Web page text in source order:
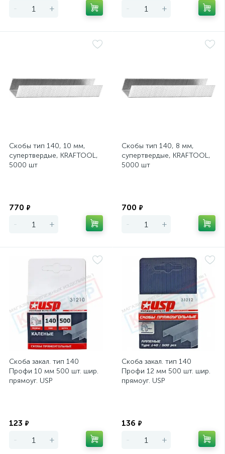
- + - +
Скобы тип 140, 10 мм,
супертвердые, KRAFTOOL,
5000 шт
770 ₽
- +
Скобы тип 140, 8 мм,
супертвердые, KRAFTOOL,
5000 шт
700 ₽
- +
Скоба закал. тип 140
Профи 10 мм 500 шт. шир.
прямоуг. USP
123 ₽
- +
Скоба закал. тип 140
Профи 12 мм 500 шт. шир.
прямоуг. USP
136 ₽
- +